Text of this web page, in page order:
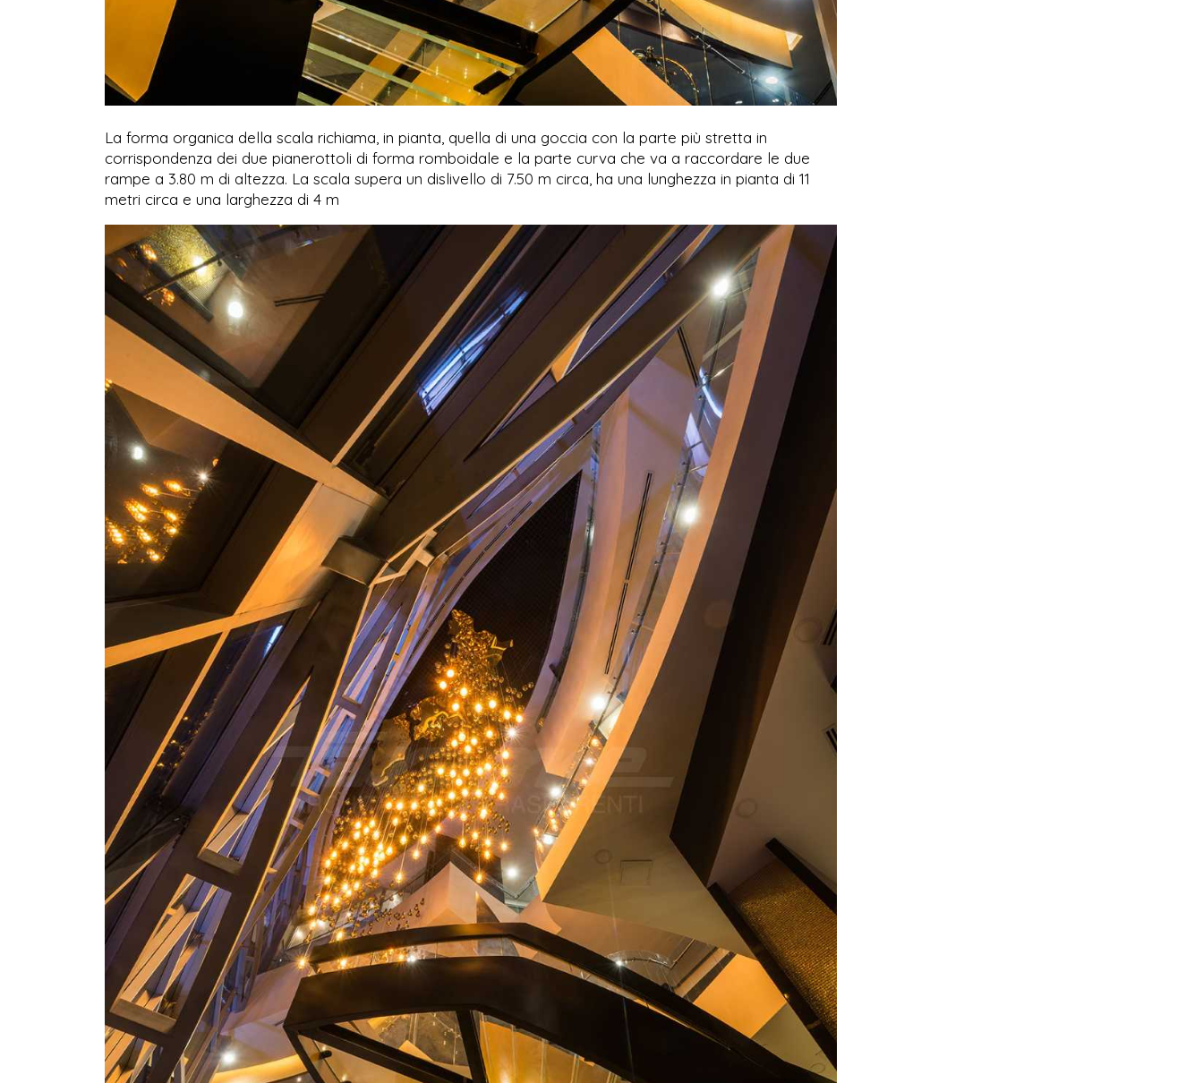
La forma organica della scala richiama, in pianta, quella di una goccia con la parte più stretta in
corrispondenza dei due pianerottoli di forma romboidale e la parte curva che va a raccordare le due
rampe a 3.80 m di altezza. La scala supera un dislivello di 7.50 m circa, ha una lunghezza in pianta di 11
metri circa e una larghezza di 4 m